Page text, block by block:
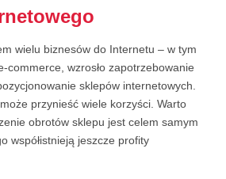
wielu biznesów do Internetu – w tym
commerce, wzrosło zapotrzebowanie
sklepów internetowych.
przynieść wiele korzyści. Warto
obrotów sklepu jest celem samym
współistnieją jeszcze profity